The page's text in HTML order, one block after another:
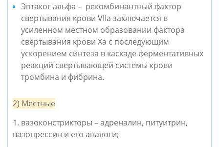
Эптаког альфа –  рекомбинантный фактор
свертывания крови VIIа заключается в
усиленном местном образовании фактора
свертывания крови Xa с последующим
ускорением синтеза в каскаде ферментативных
реакций свертывающей системы крови
тромбина и фибрина.
2) Местные
1. вазоконстрикторы – адреналин, питуитрин,
вазопрессин и его аналоги;